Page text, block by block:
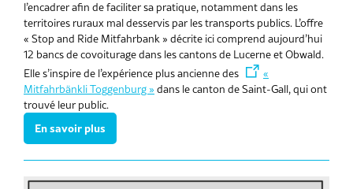
l’encadrer afin de faciliter sa pratique, notamment dans les
territoires ruraux mal desservis par les transports publics. L’offre
« Stop and Ride Mitfahrbank » décrite ici comprend aujourd’hui
12 bancs de covoiturage dans les cantons de Lucerne et Obwald.
Elle s’inspire de l’expérience plus ancienne des
«
Mitfahrbänkli Toggenburg » dans le canton de Saint-Gall, qui ont
trouvé leur public.
En savoir plus